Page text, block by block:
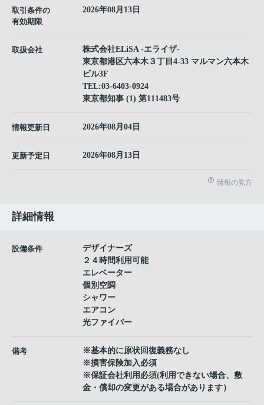
取引条件の
有効期限
2026年08月13日
取扱会社
株式会社ELiSA -エライザ-
東京都港区六本木３丁目4-33 マルマン六本木
ビル3F
TEL:03-6403-0924
東京都知事 (1) 第111483号
情報更新日 2026年08月04日
更新予定日 2026年08月13日
情報の見方
詳細情報
設備条件
デザイナーズ
２４時間利用可能
エレベーター
個別空調
シャワー
エアコン
光ファイバー
備考
※基本的に原状回復義務なし
※損害保険加入必須
※保証会社利用必須(利用できない場合、敷
金・償却の変更がある場合があります）